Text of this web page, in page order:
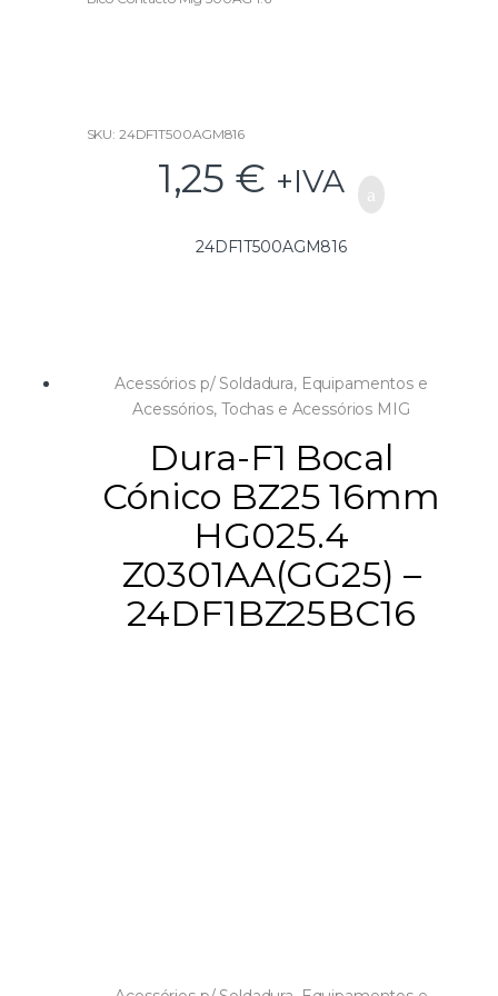
SKU: 24DF1T500AGM816
1,25 € +IVA
24DF1T500AGM816
Acessórios p/ Soldadura, Equipamentos e
Acessórios, Tochas e Acessórios MIG
Dura-F1 Bocal
Cónico BZ25 16mm
HG025.4
Z0301AA(GG25) –
24DF1BZ25BC16